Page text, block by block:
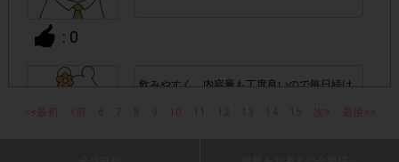
・ECサイトやネットスーパーでのご購入
・購入できなかった/指定本数を購入できなかった場合
: 0
飲みやすく、内容量も丁度良いので毎日続け
<<最初 <前 6 7 8 9 10 12 13 14 15 次> 最後>>